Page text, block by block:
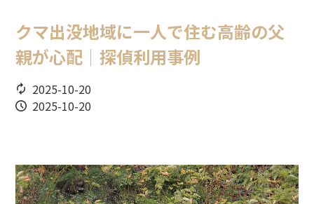
クマ出没地域に一人で住む高齢の父
親が心配｜探偵利用事例
2025-10-20
2025-10-20